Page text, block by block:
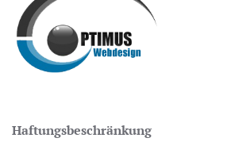
Haftungsbeschränkung